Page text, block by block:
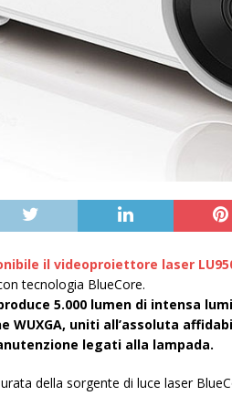
il videoproiettore laser
tecnologia BlueCore.
5.000 lumen di intensa
WUXGA, uniti all’assoluta
legati alla lampada.
della sorgente di luce laser